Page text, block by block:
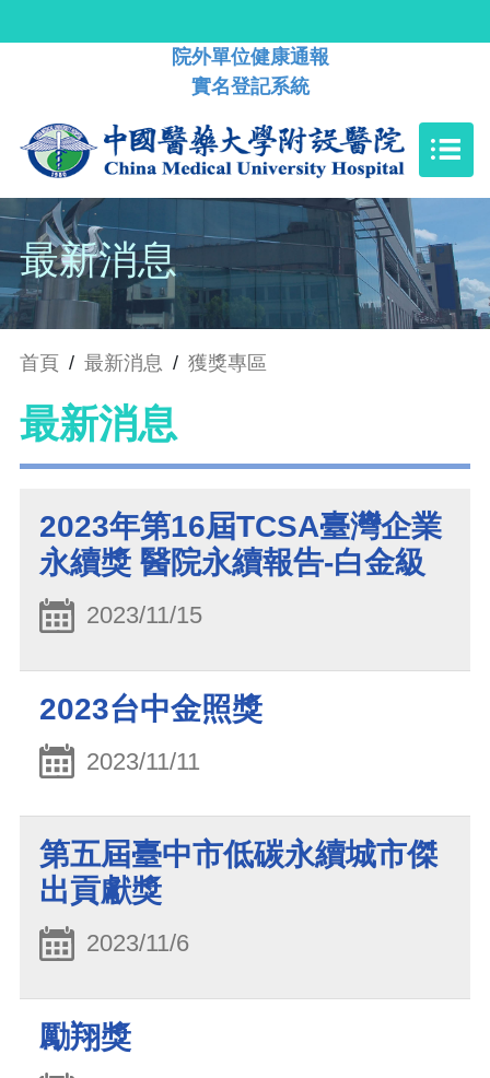
院外單位健康通報
實名登記系統
最新消息
首頁 / 最新消息 / 獲獎專區
最新消息
2023年第16屆TCSA臺灣企業
永續獎 醫院永續報告-白金級
2023/11/15
2023台中金照獎
2023/11/11
第五屆臺中市低碳永續城市傑
出貢獻獎
2023/11/6
勵翔獎